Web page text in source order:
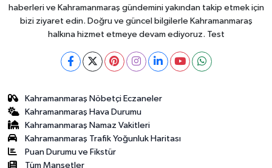
haberleri ve Kahramanmaraş gündemini yakından takip etmek için
bizi ziyaret edin. Doğru ve güncel bilgilerle Kahramanmaraş
halkına hizmet etmeye devam ediyoruz. Test
Kahramanmaraş Nöbetçi Eczaneler
Kahramanmaraş Hava Durumu
Kahramanmaraş Namaz Vakitleri
Kahramanmaraş Trafik Yoğunluk Haritası
Puan Durumu ve Fikstür
Tüm Manşetler